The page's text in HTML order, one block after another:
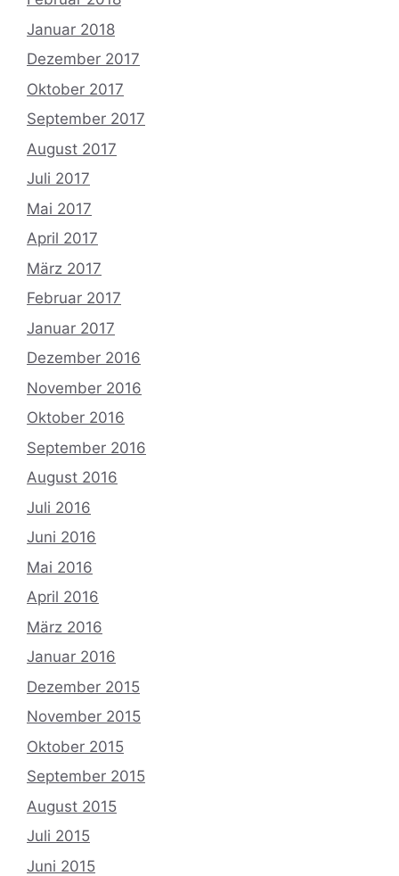
Januar 2018
Dezember 2017
Oktober 2017
September 2017
August 2017
Juli 2017
Mai 2017
April 2017
März 2017
Februar 2017
Januar 2017
Dezember 2016
November 2016
Oktober 2016
September 2016
August 2016
Juli 2016
Juni 2016
Mai 2016
April 2016
März 2016
Januar 2016
Dezember 2015
November 2015
Oktober 2015
September 2015
August 2015
Juli 2015
Juni 2015